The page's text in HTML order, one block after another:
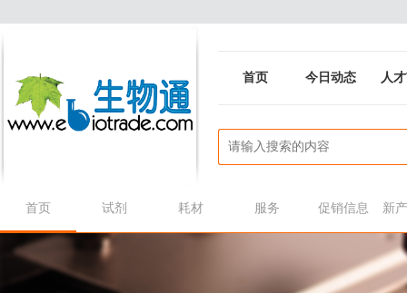
首页 今日动态 人
首页 试剂 耗材 服务 促销信息 新